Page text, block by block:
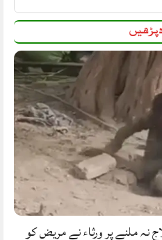
پڑھیں
نہ ملنے پر ورثاء نے مریض کو